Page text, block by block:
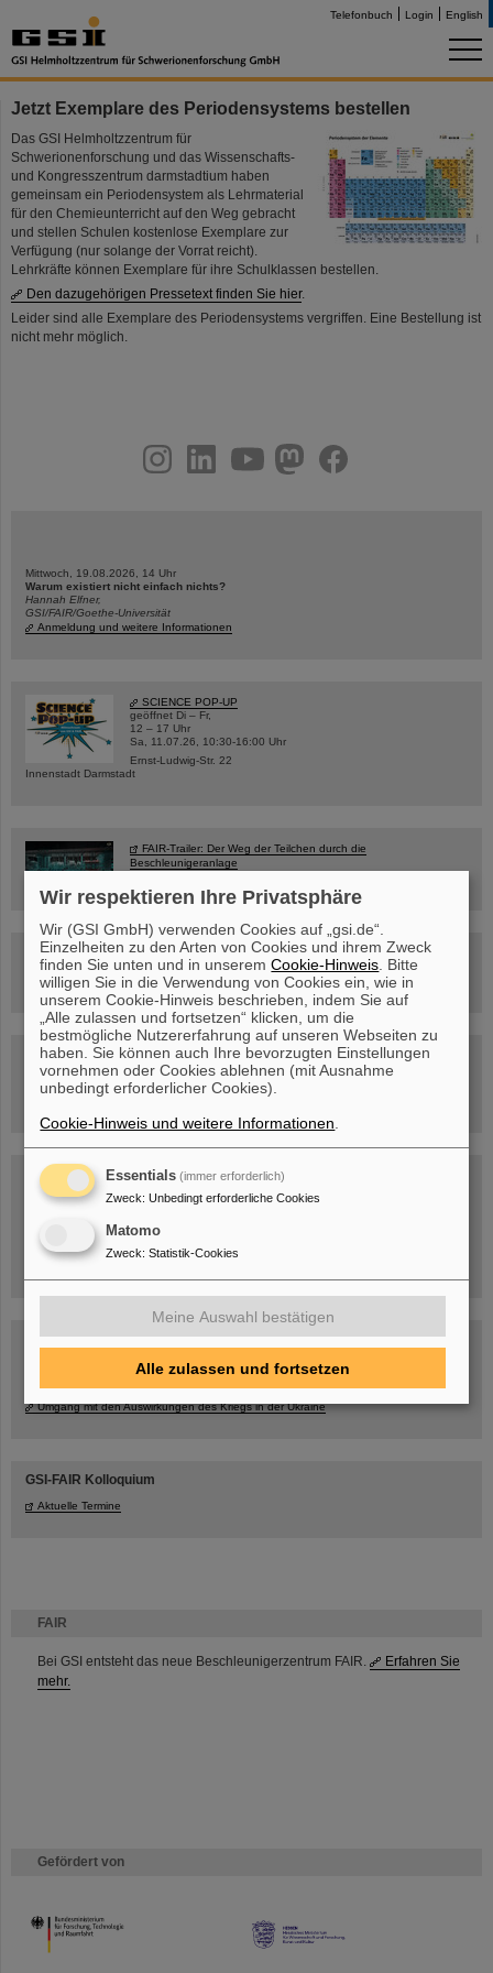
Telefonbuch Login English
FAIR
Bei GSI entsteht das neue Beschleunigerzentrum FAIR.
Erfahren Sie
mehr.
Gefördert von
HMWK
Jetzt Exemplare des Periodensystems bestellen
Das GSI Helmholtzzentrum für
Schwerionenforschung und das Wissenschafts-
und Kongresszentrum darmstadtium haben
gemeinsam ein Periodensystem als Lehrmaterial
für den Chemieunterricht auf den Weg gebracht
und stellen Schulen kostenlose Exemplare zur
Verfügung (nur solange der Vorrat reicht).
Lehrkräfte können Exemplare für ihre Schulklassen bestellen.
Den dazugehörigen Pressetext finden Sie hier.
Leider sind alle Exemplare des Periodensystems vergriffen. Eine Bestellung ist
nicht mehr möglich.
youtubehelmholtz.socialfacebook
Mittwoch, 19.08.2026, 14 Uhr
Warum existiert nicht einfach nichts?
Hannah Elfner,
GSI/FAIR/Goethe-Universität
Anmeldung und weitere Informationen
SCIENCE POP-UP
geöffnet Di – Fr,
12 – 17 Uhr
Sa, 11.07.26, 10:30-16:00 Uhr
Ernst-Ludwig-Str. 22
Innenstadt Darmstadt
FAIR-Trailer: Der Weg der Teilchen durch die
Beschleunigeranlage
Rundflug über die FAIR-Baustelle
Besichtigung von GSI/FAIR –
jetzt Termin buchen!
Blog Beam On
Menschen...hinter GSI und FAIR.
Umgang mit den Auswirkungen des Kriegs in der Ukraine
GSI-FAIR Kolloquium
Aktuelle Termine
Wir respektieren Ihre Privatsphäre
Wir (GSI GmbH) verwenden Cookies auf „gsi.de“.
Einzelheiten zu den Arten von Cookies und ihrem Zweck
finden Sie unten und in unseremCookie-Hinweis . Bitte
willigen Sie in die Verwendung von Cookies ein, wie in
unserem Cookie-Hinweis beschrieben, indem Sie auf
„Alle zulassen und fortsetzen“ klicken, um die
bestmögliche Nutzererfahrung auf unseren Webseiten zu
haben. Sie können auch Ihre bevorzugten Einstellungen
vornehmen oder Cookies ablehnen (mit Ausnahme
unbedingt erforderlicher Cookies).
Cookie-Hinweis und weitere Informationen
Essentials (immer erforderlich)
Zweck: Unbedingt erforderliche Cookies
Matomo
Zweck: Statistik-Cookies
Meine Auswahl bestätigen
Alle zulassen und fortsetzen